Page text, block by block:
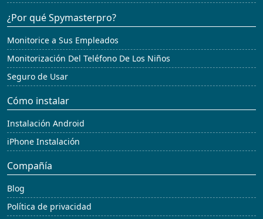
¿Por qué Spymasterpro?
Monitorice a Sus Empleados
Monitorización Del Teléfono De Los Niños
Seguro de Usar
Cómo instalar
Instalación Android
iPhone Instalación
Compañía
Blog
Política de privacidad